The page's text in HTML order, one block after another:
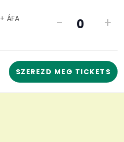
+ ÁFA - Quantity
+
SZEREZD MEG TICKETS